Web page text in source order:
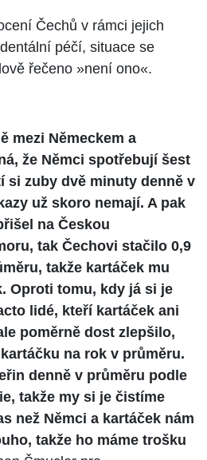
Čechů v rámci jejich
péčí, situace se
řečeno »není ono«.
mezi Německem a
že Němci spotřebují šest
si zuby dvě minuty denně v
už skoro nemají. A pak
na Českou
tak Čechovi stačilo 0,9
takže kartáček mu
Oproti tomu, kdy já si je
lidé, kteří kartáček ani
poměrně dost zlepšilo,
na rok v průměru.
denně v průměru podle
takže my si je čistíme
než Němci a kartáček nám
takže ho máme trošku